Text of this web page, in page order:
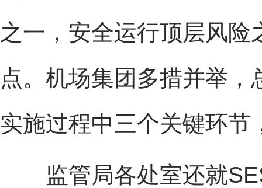
之一，安全运行顶层风
点。机场集团多措并举
实施过程中三个关键环
监管局各处室还就